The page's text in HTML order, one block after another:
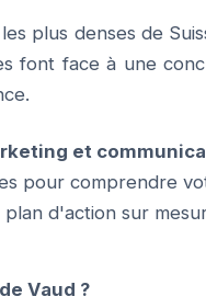
plus denses de
font face à une
et
pour comprendre
d'action sur
Vaud ?